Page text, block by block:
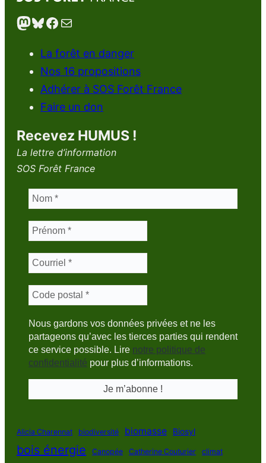
Mastodon Bluesky Facebook E-mail
La forêt en danger
Nos 16 propositions
Adhérer à SOS Forêt France
Faire un don
Recevez HUMUS !
La lettre d’information
SOS Forêt France
Nous gardons vos données privées et ne les
partageons qu’avec les tierces parties qui rendent
ce service possible. Lire notre politique de
confidentialité pour plus d’informations.
Alicia Charennat biodiversité biomasse Biosyl
bois énergie Canopée Catherine Couturier climat